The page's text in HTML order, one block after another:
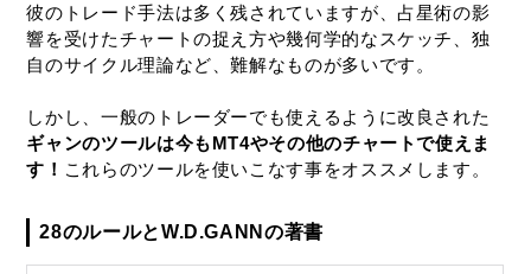
彼のトレード手法は多く残されていますが、占星術の影
響を受けたチャートの捉え方や幾何学的なスケッチ、独
自のサイクル理論など、難解なものが多いです。
しかし、一般のトレーダーでも使えるように改良された
ギャンのツールは今もMT4やその他のチャートで使えま
す！ これらのツールを使いこなす事をオススメします。
28のルールとW.D.GANNの著書